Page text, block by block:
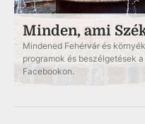
Minden, ami
Mindened Fehérvár és
programok és beszélgetések
Facebookon.